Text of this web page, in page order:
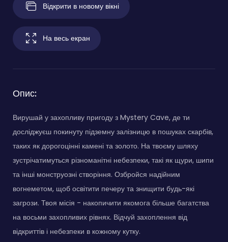
Відкрити в новому вікні
На весь екран
Опис:
Вирушай у захопливу пригоду з Mystery Cave, де ти
досліджуєш покинуту підземну залізницю в пошуках скарбів,
таких як дорогоцінні камені та золото. На твоєму шляху
зустрічатимуться різноманітні небезпеки, такі як щури, шипи
та інші монструозні створіння. Озбройся надійним
вогнеметом, щоб освітити печеру та знищити будь-які
загрози. Твоя місія - накопичити якомога більше багатства
на восьми захопливих рівнях. Відчуй захоплення від
відкриттів і небезпеки в кожному кутку.